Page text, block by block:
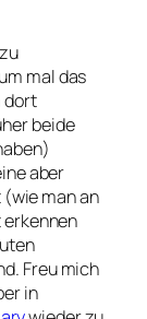
mal das
dort
beide
aber
man an
Freu mich
in